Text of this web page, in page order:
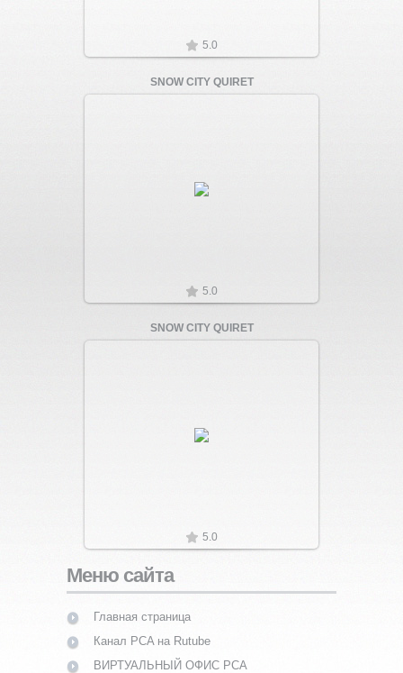
5.0
SNOW CITY QUIRET
Увеличить
5.0
SNOW CITY QUIRET
Увеличить
5.0
Меню сайта
Главная страница
Канал PCA на Rutube
ВИРТУАЛЬНЫЙ ОФИС PCA